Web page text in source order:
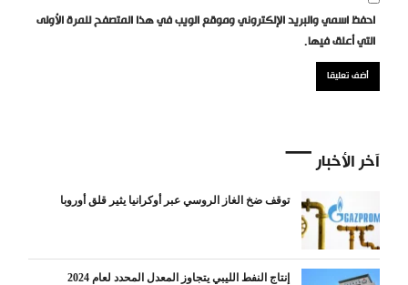
احفظ اسمي والبريد الإلكتروني وموقع الويب في هذا المتصفح للمرة الأولى
التي أعلق فيها.
آخر الأخبار
توقف ضخ الغاز الروسي عبر أوكرانيا يثير قلق أوروبا
إنتاج النفط الليبي يتجاوز المعدل المحدد لعام 2024